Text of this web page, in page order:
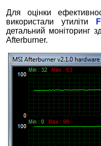
Для оцінки
використали утиліти
детальний моніторинг
Afterburner.